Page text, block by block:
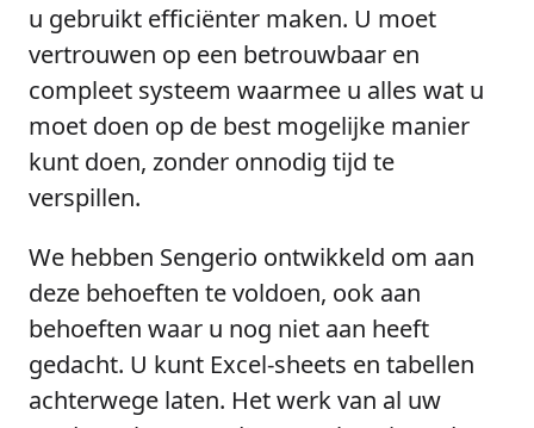
u gebruikt efficiënter maken. U moet
vertrouwen op een betrouwbaar en
compleet systeem waarmee u alles wat u
moet doen op de best mogelijke manier
kunt doen, zonder onnodig tijd te
verspillen.
We hebben Sengerio ontwikkeld om aan
deze behoeften te voldoen, ook aan
behoeften waar u nog niet aan heeft
gedacht. U kunt Excel-sheets en tabellen
achterwege laten. Het werk van al uw